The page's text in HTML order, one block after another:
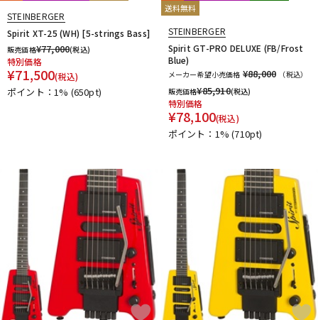
STEINBERGER
Spirit XT-25 (WH) [5-strings Bass]
販売価格¥77,000(税込)
特別価格
¥71,500(税込)
ポイント：1% (650pt)
送料無料
STEINBERGER
Spirit GT-PRO DELUXE (FB/Frost
Blue)
メーカー希望小売価格 ¥88,000
（税込）
販売価格¥85,910(税込)
特別価格
¥78,100(税込)
ポイント：1%(710pt)